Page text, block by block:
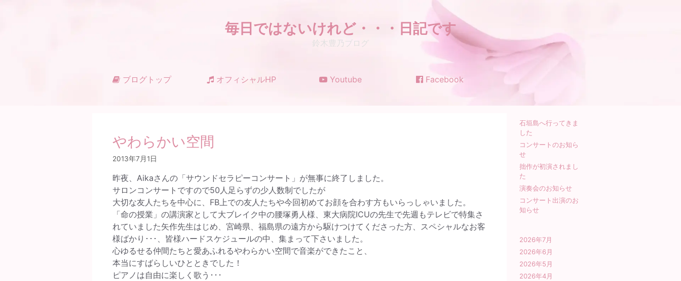
毎日ではないけれど・・・日記です
鈴木豊乃ブログ
ブログトップ オフィシャルHP Youtube Facebook
やわらかい空間
2013年7月1日
昨夜、Aikaさんの「サウンドセラピーコンサート」が無事に終了しました。
サロンコンサートですので50人足らずの少人数制でしたが
大切な友人たちを中心に、FB上での友人たちや今回初めてお顔を合わす方もいらっしゃいました。
「命の授業」の講演家として大ブレイク中の腰塚勇人様、東大病院ICUの先生で先週もテレビで特集さ
れていました矢作先生はじめ、宮崎県、福島県の遠方から駆けつけてくださった方、スペシャルなお客
様ばかり･･･、皆様ハードスケジュールの中、集まって下さいました。
心ゆるせる仲間たちと愛あふれるやわらかい空間で音楽ができたこと、
本当にすばらしいひとときでした！
ピアノは自由に楽しく歌う･･･
石垣島へ行ってきま
した
コンサートのお知ら
せ
拙作が初演されまし
た
演奏会のお知らせ
コンサート出演のお
知らせ
2026年7月
2026年6月
2026年5月
2026年4月